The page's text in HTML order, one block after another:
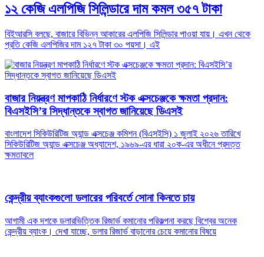
১২ কেজি এলপিজি সিলিন্ডারে দাম কমল ৩৫৭ টাকা
বিইআরসি বলছে, বাজারে বিভিন্ন আকারের এলপিজি সিলিন্ডার পাওয়া যায়। এখন থেকে
প্রতি কেজি এলপিজির দাম ১২৭ টাকা ৩০ পয়সা। এই
বাজার নিয়ন্ত্রণ মাপকাঠি নির্ধারণে স্টক এক্সচেঞ্জকে ক্ষমতা প্রদান:
বিএসইসি’র সিদ্ধান্তকে স্বাগত জানিয়েছে ডিএসই
বাংলাদেশ সিকিউরিটিজ অ্যান্ড এক্সচেঞ্জ কমিশন (বিএসইসি) ১ জুলাই ২০২৬ তারিখে
সিকিউরিটিজ অ্যান্ড এক্সচেঞ্জ অধ্যাদেশ, ১৯৬৯-এর ধারা ২০ক-এর অধীনে প্রদত্ত
ক্ষমতাবলে
কেন্দ্রীয় ব্যাংকগুলো ডলারের পরিবর্তে সোনা কিনতে চায়
আগামী এক দশকে ডলারভিত্তিক রিজার্ভ কমানোর পরিকল্পনা করছে বিশ্বের অনেক
কেন্দ্রীয় ব্যাংক। দেখা যাচ্ছে, ডলার রিজার্ভ বাড়ানোর চেয়ে কমানোর বিষয়ে